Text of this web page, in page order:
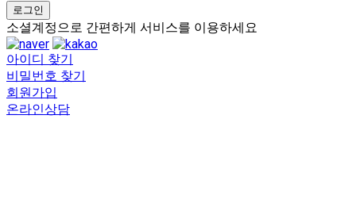
로그인
소셜계정으로 간편하게 서비스를 이용하세요
아이디 찾기
비밀번호 찾기
회원가입
온라인상담